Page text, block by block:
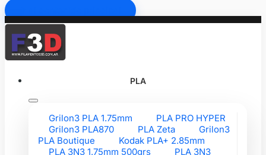
PLA
Grilon3 PLA 1.75mm
PLA PRO HYPER
Grilon3 PLA870
PLA Zeta
Grilon3
PLA Boutique
Kodak PLA+ 2.85mm
PLA 3N3 1.75mm 500grs
PLA 3N3